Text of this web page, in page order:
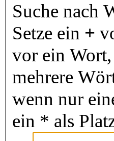
Suche nach
Setze ein +
vor ein
mehrere
wenn nur
ein * als